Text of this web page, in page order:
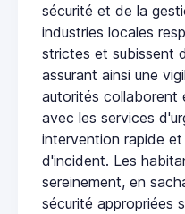
sécurité et de la
industries locales
strictes et subissent
assurant ainsi une
autorités collaborent
avec les services
intervention rapide
d'incident. Les
sereinement, en
sécurité appropriées